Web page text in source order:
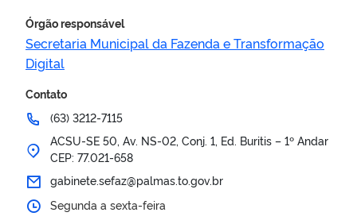
Órgão responsável
Secretaria Municipal da Fazenda e Transformação
Digital
Contato
(63) 3212-7115
ACSU-SE 50, Av. NS-02, Conj. 1, Ed. Buritis – 1º Andar
CEP: 77.021-658
gabinete.sefaz@palmas.to.gov.br
Segunda a sexta-feira